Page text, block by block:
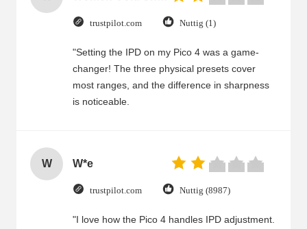
trustpilot.com Nuttig (1)
"Setting the IPD on my Pico 4 was a game-
changer! The three physical presets cover
most ranges, and the difference in sharpness
is noticeable.
W W*e
trustpilot.com Nuttig (8987)
"I love how the Pico 4 handles IPD adjustment.